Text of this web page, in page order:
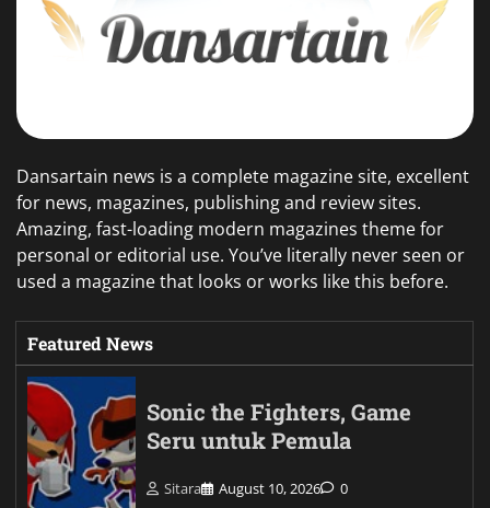
Dansartain news is a complete magazine site, excellent
for news, magazines, publishing and review sites.
Amazing, fast-loading modern magazines theme for
personal or editorial use. You’ve literally never seen or
used a magazine that looks or works like this before.
Featured News
Sonic the Fighters, Game
Seru untuk Pemula
Sitara August 10, 2026 0